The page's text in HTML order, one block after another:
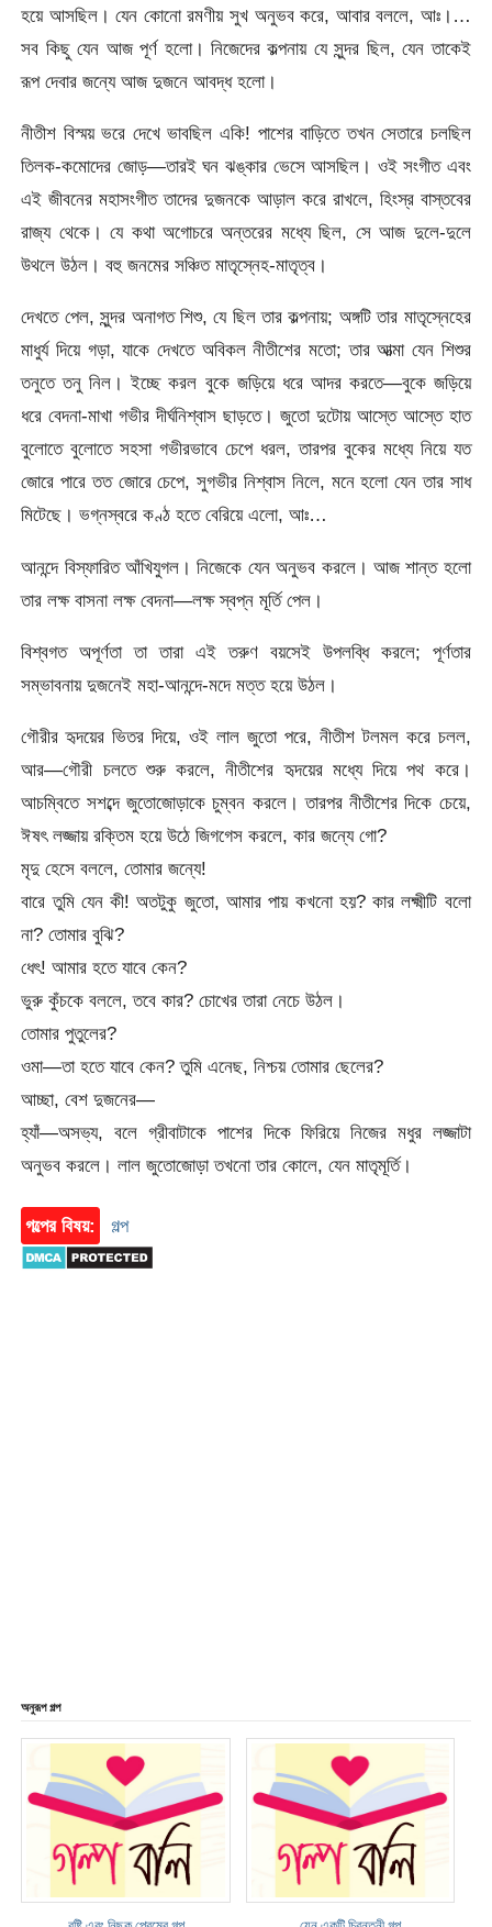
হয়ে আসছিল। যেন কোনো রমণীয় সুখ অনুভব করে, আবার বললে, আঃ।…
সব কিছু যেন আজ পূর্ণ হলো। নিজেদের কল্পনায় যে সুন্দর ছিল, যেন তাকেই
রূপ দেবার জন্যে আজ দুজনে আবদ্ধ হলো।
নীতীশ বিস্ময় ভরে দেখে ভাবছিল একি! পাশের বাড়িতে তখন সেতারে চলছিল
তিলক-কমোদের জোড়—তারই ঘন ঝঙ্কার ভেসে আসছিল। ওই সংগীত এবং
এই জীবনের মহাসংগীত তাদের দুজনকে আড়াল করে রাখলে, হিংস্র বাস্তবের
রাজ্য থেকে। যে কথা অগোচরে অন্তরের মধ্যে ছিল, সে আজ দুলে-দুলে
উথলে উঠল। বহু জনমের সঞ্চিত মাতৃস্নেহ-মাতৃত্ব।
দেখতে পেল, সুন্দর অনাগত শিশু, যে ছিল তার কল্পনায়; অঙ্গটি তার মাতৃস্নেহের
মাধুর্য দিয়ে গড়া, যাকে দেখতে অবিকল নীতীশের মতো; তার আত্মা যেন শিশুর
তনুতে তনু নিল। ইচ্ছে করল বুকে জড়িয়ে ধরে আদর করতে—বুকে জড়িয়ে
ধরে বেদনা-মাখা গভীর দীর্ঘনিশ্বাস ছাড়তে। জুতো দুটোয় আস্তে আস্তে হাত
বুলোতে বুলোতে সহসা গভীরভাবে চেপে ধরল, তারপর বুকের মধ্যে নিয়ে যত
জোরে পারে তত জোরে চেপে, সুগভীর নিশ্বাস নিলে, মনে হলো যেন তার সাধ
মিটেছে। ভগ্নস্বরে কণ্ঠ হতে বেরিয়ে এলো, আঃ…
আনন্দে বিস্ফারিত আঁখিযুগল। নিজেকে যেন অনুভব করলে। আজ শান্ত হলো
তার লক্ষ বাসনা লক্ষ বেদনা—লক্ষ স্বপ্ন মূর্তি পেল।
বিশ্বগত অপূর্ণতা তা তারা এই তরুণ বয়সেই উপলব্ধি করলে; পূর্ণতার
সম্ভাবনায় দুজনেই মহা-আনন্দে-মদে মত্ত হয়ে উঠল।
গৌরীর হৃদয়ের ভিতর দিয়ে, ওই লাল জুতো পরে, নীতীশ টলমল করে চলল,
আর—গৌরী চলতে শুরু করলে, নীতীশের হৃদয়ের মধ্যে দিয়ে পথ করে।
আচম্বিতে সশব্দে জুতোজোড়াকে চুম্বন করলে। তারপর নীতীশের দিকে চেয়ে,
ঈষৎ লজ্জায় রক্তিম হয়ে উঠে জিগগেস করলে, কার জন্যে গো?
মৃদু হেসে বললে, তোমার জন্যে!
বারে তুমি যেন কী! অতটুকু জুতো, আমার পায় কখনো হয়? কার লক্ষ্মীটি বলো
না? তোমার বুঝি?
ধেৎ! আমার হতে যাবে কেন?
ভুরু কুঁচকে বললে, তবে কার? চোখের তারা নেচে উঠল।
তোমার পুতুলের?
ওমা—তা হতে যাবে কেন? তুমি এনেছ, নিশ্চয় তোমার ছেলের?
আচ্ছা, বেশ দুজনের—
হ্যাঁ—অসভ্য, বলে গ্রীবাটাকে পাশের দিকে ফিরিয়ে নিজের মধুর লজ্জাটা
অনুভব করলে। লাল জুতোজোড়া তখনো তার কোলে, যেন মাতৃমূর্তি।
গল্পের বিষয়: গল্প
অনুরূপ গল্প